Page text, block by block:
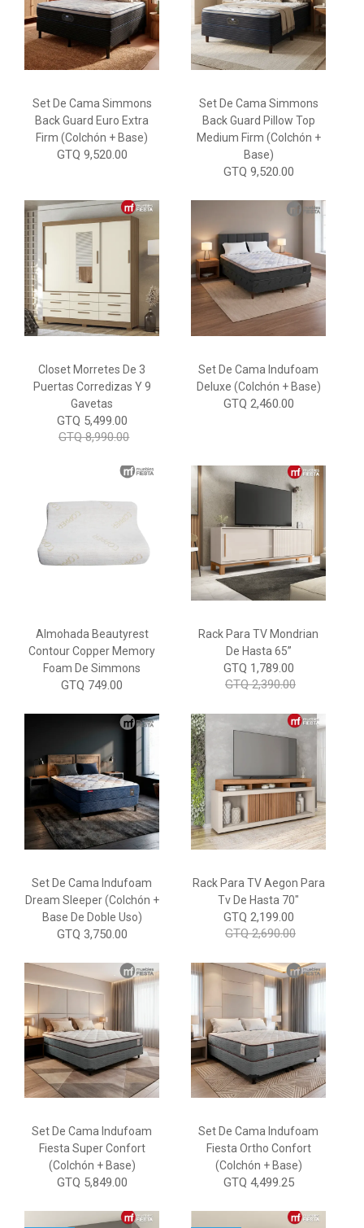
Set De Cama Simmons
Back Guard Euro Extra
Firm (Colchón + Base)
GTQ 9,520.00
Set De Cama Simmons
Back Guard Pillow Top
Medium Firm (Colchón +
Base)
GTQ 9,520.00
Closet Morretes De 3
Puertas Corredizas Y 9
Gavetas
GTQ 5,499.00
GTQ 8,990.00
Set De Cama Indufoam
Deluxe (Colchón + Base)
GTQ 2,460.00
Almohada Beautyrest
Contour Copper Memory
Foam De Simmons
GTQ 749.00
Rack Para TV Mondrian
De Hasta 65”
GTQ 1,789.00
GTQ 2,390.00
Set De Cama Indufoam
Dream Sleeper (Colchón +
Base De Doble Uso)
GTQ 3,750.00
Rack Para TV Aegon Para
Tv De Hasta 70"
GTQ 2,199.00
GTQ 2,690.00
Set De Cama Indufoam
Fiesta Super Confort
(Colchón + Base)
GTQ 5,849.00
Set De Cama Indufoam
Fiesta Ortho Confort
(Colchón + Base)
GTQ 4,499.25